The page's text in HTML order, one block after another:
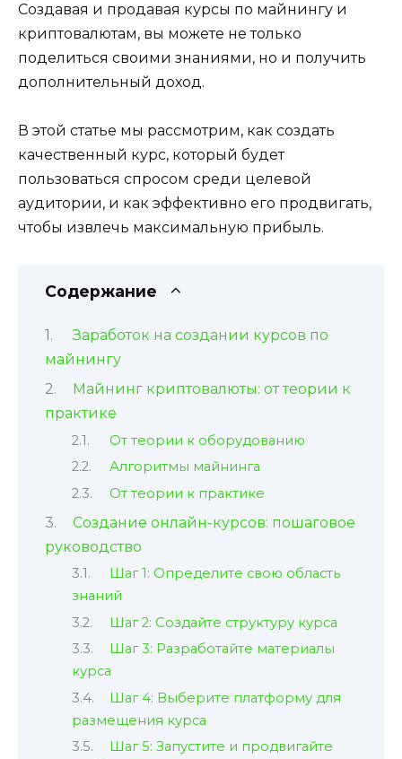
Создавая и продавая курсы по майнингу и
криптовалютам, вы можете не только
поделиться своими знаниями, но и получить
дополнительный доход.
В этой статье мы рассмотрим, как создать
качественный курс, который будет
пользоваться спросом среди целевой
аудитории, и как эффективно его продвигать,
чтобы извлечь максимальную прибыль.
Содержание
Заработок на создании курсов по
майнингу
Майнинг криптовалюты: от теории к
практике
От теории к оборудованию
Алгоритмы майнинга
От теории к практике
Создание онлайн-курсов: пошаговое
руководство
Шаг 1: Определите свою область
знаний
Шаг 2: Создайте структуру курса
Шаг 3: Разработайте материалы
курса
Шаг 4: Выберите платформу для
размещения курса
Шаг 5: Запустите и продвигайте